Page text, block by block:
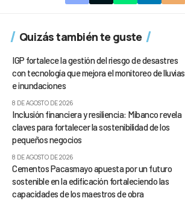
Quizás también te guste
IGP fortalece la gestión del riesgo de desastres
con tecnología que mejora el monitoreo de lluvias
e inundaciones
8 DE AGOSTO DE 2026
Inclusión financiera y resiliencia: Mibanco revela
claves para fortalecer la sostenibilidad de los
pequeños negocios
8 DE AGOSTO DE 2026
Cementos Pacasmayo apuesta por un futuro
sostenible en la edificación fortaleciendo las
capacidades de los maestros de obra